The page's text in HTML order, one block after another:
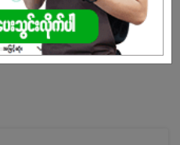
account?
NOW!